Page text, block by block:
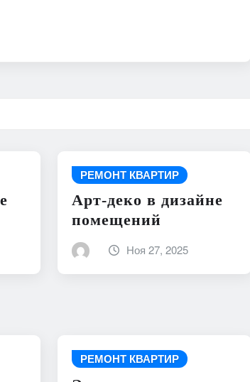
РЕМОНТ КВАРТИР
Арт-деко в дизайне
помещений
Ноя 27, 2025
РЕМОНТ КВАРТИР